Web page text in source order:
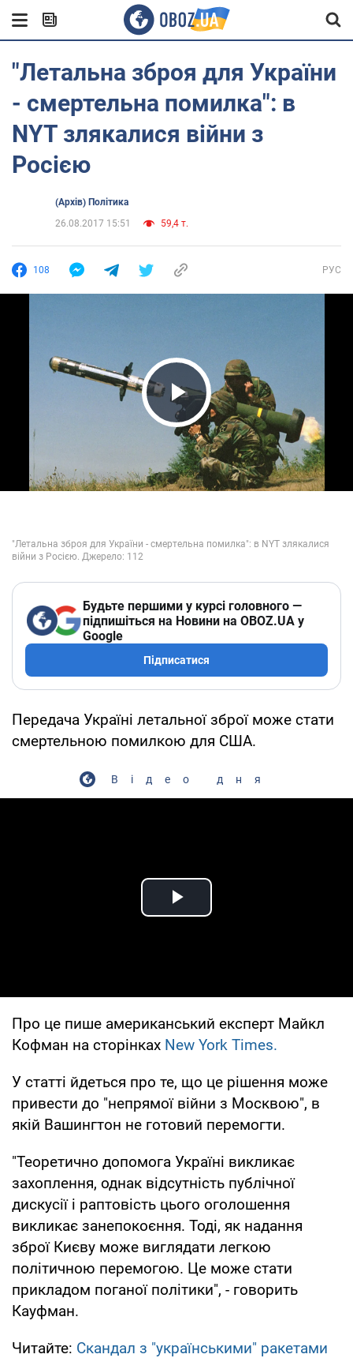
"Летальна зброя для України
- смертельна помилка": в
NYT злякалися війни з
Росією
(Архів) Політика
26.08.2017 15:51
59,4 т.
108 РУС
Play Video
Будьте першими у курсі головного —
підпишіться на Новини на OBOZ.UA у
Google
Підписатися
Передача Україні летальної зброї може стати
смертельною помилкою для США.
Відео дня
Play Video
Про це пише американський експерт Майкл
Кофман на сторінках New York Times.
У статті йдеться про те, що це рішення може
привести до "непрямої війни з Москвою", в
якій Вашингтон не готовий перемогти.
"Теоретично допомога Україні викликає
захоплення, однак відсутність публічної
дискусії і раптовість цього оголошення
викликає занепокоєння. Тоді, як надання
зброї Києву може виглядати легкою
політичною перемогою. Це може стати
прикладом поганої політики", - говорить
Кауфман.
Читайте: Скандал з "українськими" ракетами